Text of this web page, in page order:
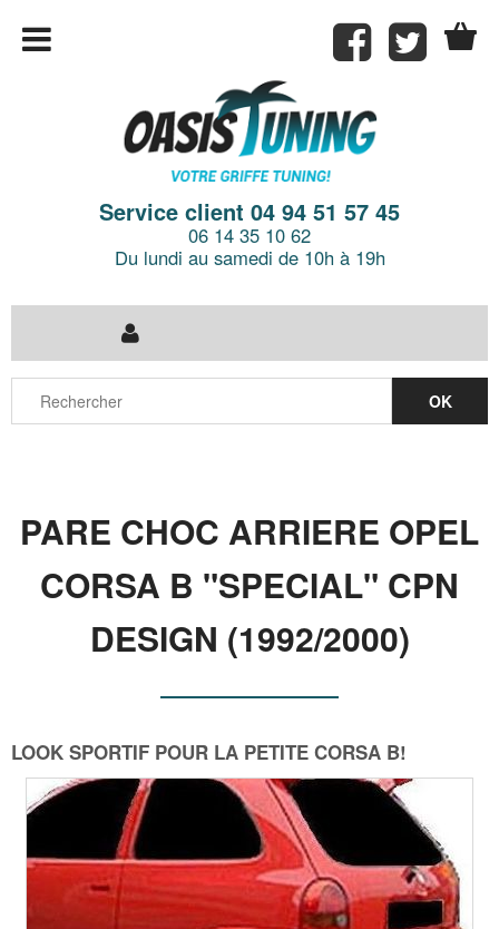
Service client 04 94 51 57 45
06 14 35 10 62
Du lundi au samedi de 10h à 19h
PARE CHOC ARRIERE OPEL
CORSA B "SPECIAL" CPN
DESIGN (1992/2000)
LOOK SPORTIF POUR LA PETITE CORSA B!